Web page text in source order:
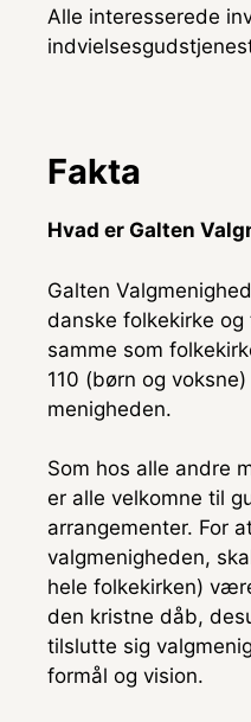
Alle interesserede
Fakta
Hvad er Galten
Galten
danske folkekirke
samme som
110 (børn og
menigheden.
Som hos alle andre
er alle velkomne til
arrangementer. For
valgmenigheden,
hele folkekirken)
den kristne dåb,
tilslutte sig
formål og vision.